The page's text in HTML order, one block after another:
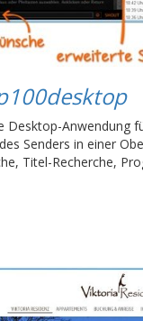
Desktop-Anwendung
Senders in einer
Titel-Recherche,